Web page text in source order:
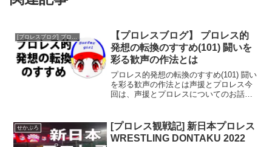
[プロレスブログ] プロレス的発想の転換のすすめ
【プロレスブログ】 プロレス的
発想の転換のすすめ(101) 闘いを
彩る歓声の作法とは
プロレス的発想の転換のすすめ(101) 闘い
を彩る歓声の作法とは声援とプロレス今
回は、声援とプロレスについてのお話で
し、中にはのべつ幕なしに声を出し続け
たり、やや的外れな...
せかぷろ
[プロレス観戦記] 新日本プロレス
WRESTLING DONTAKU 2022